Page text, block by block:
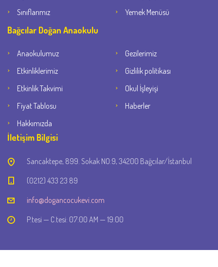
Sınıflarımız
Yemek Menüsü
Bağcılar Doğan Anaokulu
Anaokulumuz
Gezilerimiz
Etkinliklerimiz
Gizlilik politikası
Etkinlik Takvimi
Okul İşleyişi
Fiyat Tablosu
Haberler
Hakkımızda
İletişim Bilgisi
Sancaktepe, 899. Sokak NO:9, 34200 Bağcılar/İstanbul
(0212) 433 23 89
info@dogancocukevi.com
P.tesi — C.tesi: 07:00 AM — 19:00